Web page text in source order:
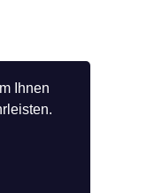
Ihnen